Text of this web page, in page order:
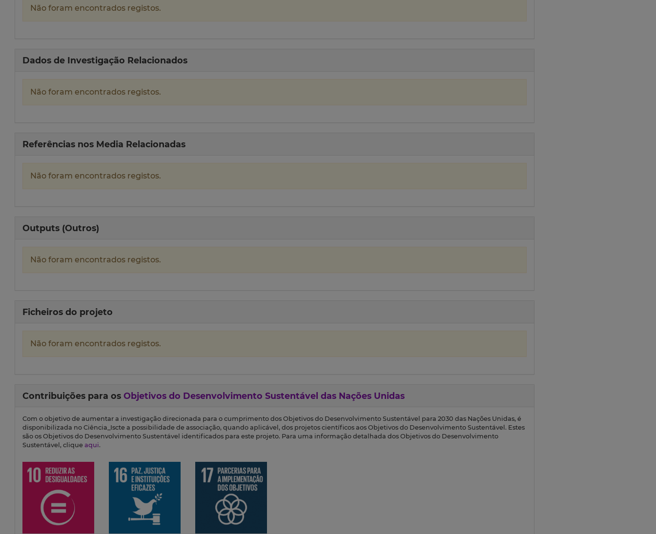
Não foram encontrados registos.
Dados de Investigação Relacionados
Não foram encontrados registos.
Referências nos Media Relacionadas
Não foram encontrados registos.
Outputs (Outros)
Não foram encontrados registos.
Ficheiros do projeto
Não foram encontrados registos.
Contribuições para os Objetivos do Desenvolvimento Sustentável das Nações Unidas
Com o objetivo de aumentar a investigação direcionada para o cumprimento dos Objetivos do Desenvolvimento Sustentável para 2030 das Nações Unidas, é
disponibilizada no Ciência_Iscte a possibilidade de associação, quando aplicável, dos projetos científicos aos Objetivos do Desenvolvimento Sustentável. Estes
são os Objetivos do Desenvolvimento Sustentável identificados para este projeto. Para uma informação detalhada dos Objetivos do Desenvolvimento
Sustentável, clique aqui.